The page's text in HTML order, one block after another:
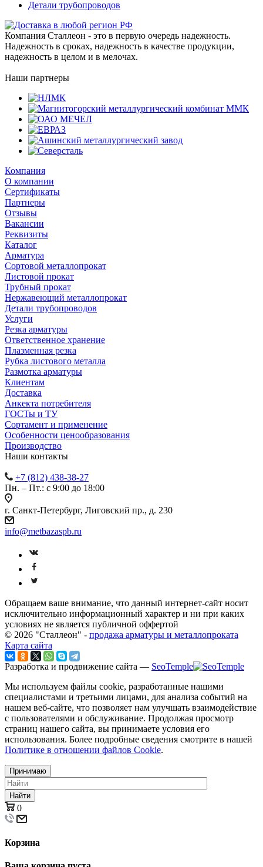
Детали трубопроводов
Компания Сталлеон - это в первую очередь надежность.
Надежность в сроках, надежность в качестве продукции,
надежность в целом и в мелочах.
Наши партнеры
Компания
О компании
Сертификаты
Партнеры
Отзывы
Вакансии
Реквизиты
Каталог
Арматура
Сортовой металлопрокат
Листовой прокат
Трубный прокат
Нержавеющий металлопрокат
Детали трубопроводов
Услуги
Резка арматуры
Ответственное хранение
Плазменная резка
Рубка листового металла
Размотка арматуры
Клиентам
Доставка
Анкекта потребителя
ГОСТы и ТУ
Сортамент и применение
Особенности ценообразования
Производство
Наши контакты
+7 (812) 438-38-27
Пн. – Пт.: с 9:00 до 18:00
г. Санкт-Петербург, Лиговский пр., д. 230
info@metbazaspb.ru
Обращаем ваше внимание, что данный интернет-сайт носит
исключительно информационный характер и ни при каких
условиях не является публичной оффертой
© 2026 "Сталлеон" - продажа арматуры и металлопроката
Карта сайта
Разработка и продвижение сайта — SeoTemple
Мы используем файлы cookie, разработанные нашими
специалистами и третьими лицами, для анализа событий на
нашем веб-сайте, что позволяет нам улучшать взаимодействие
с пользователями и обслуживание. Продолжая просмотр
страниц нашего сайта, вы принимаете условия его
использования. Более подробные сведения смотрите в нашей
Политике в отношении файлов Cookie.
Принимаю
Найти
0
Корзина